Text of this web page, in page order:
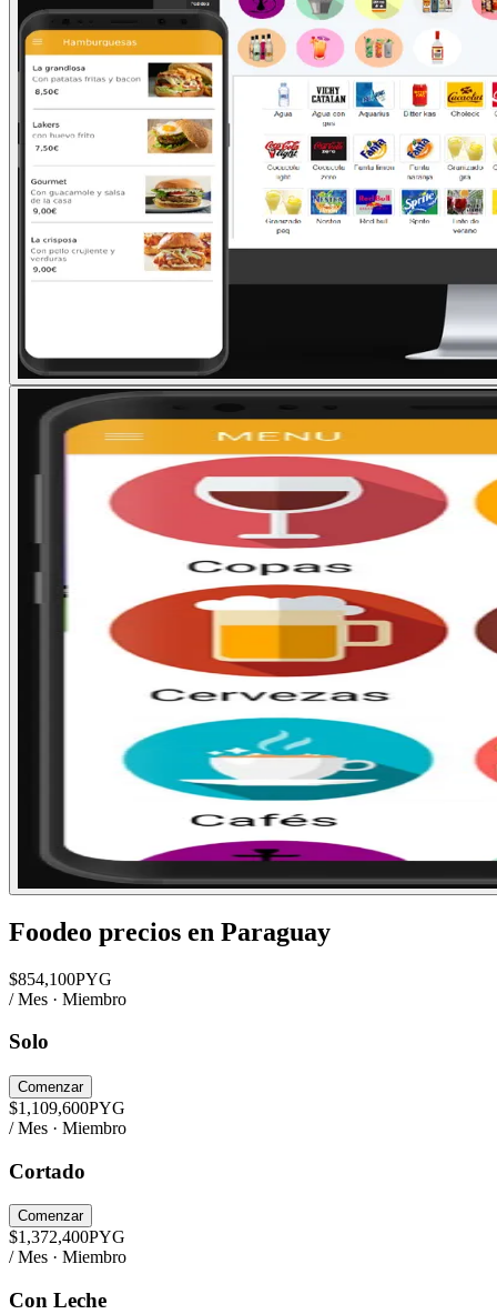
Foodeo precios en Paraguay
$854,100PYG
/ Mes · Miembro
Solo
Comenzar
$1,109,600PYG
/ Mes · Miembro
Cortado
Comenzar
$1,372,400PYG
/ Mes · Miembro
Con Leche